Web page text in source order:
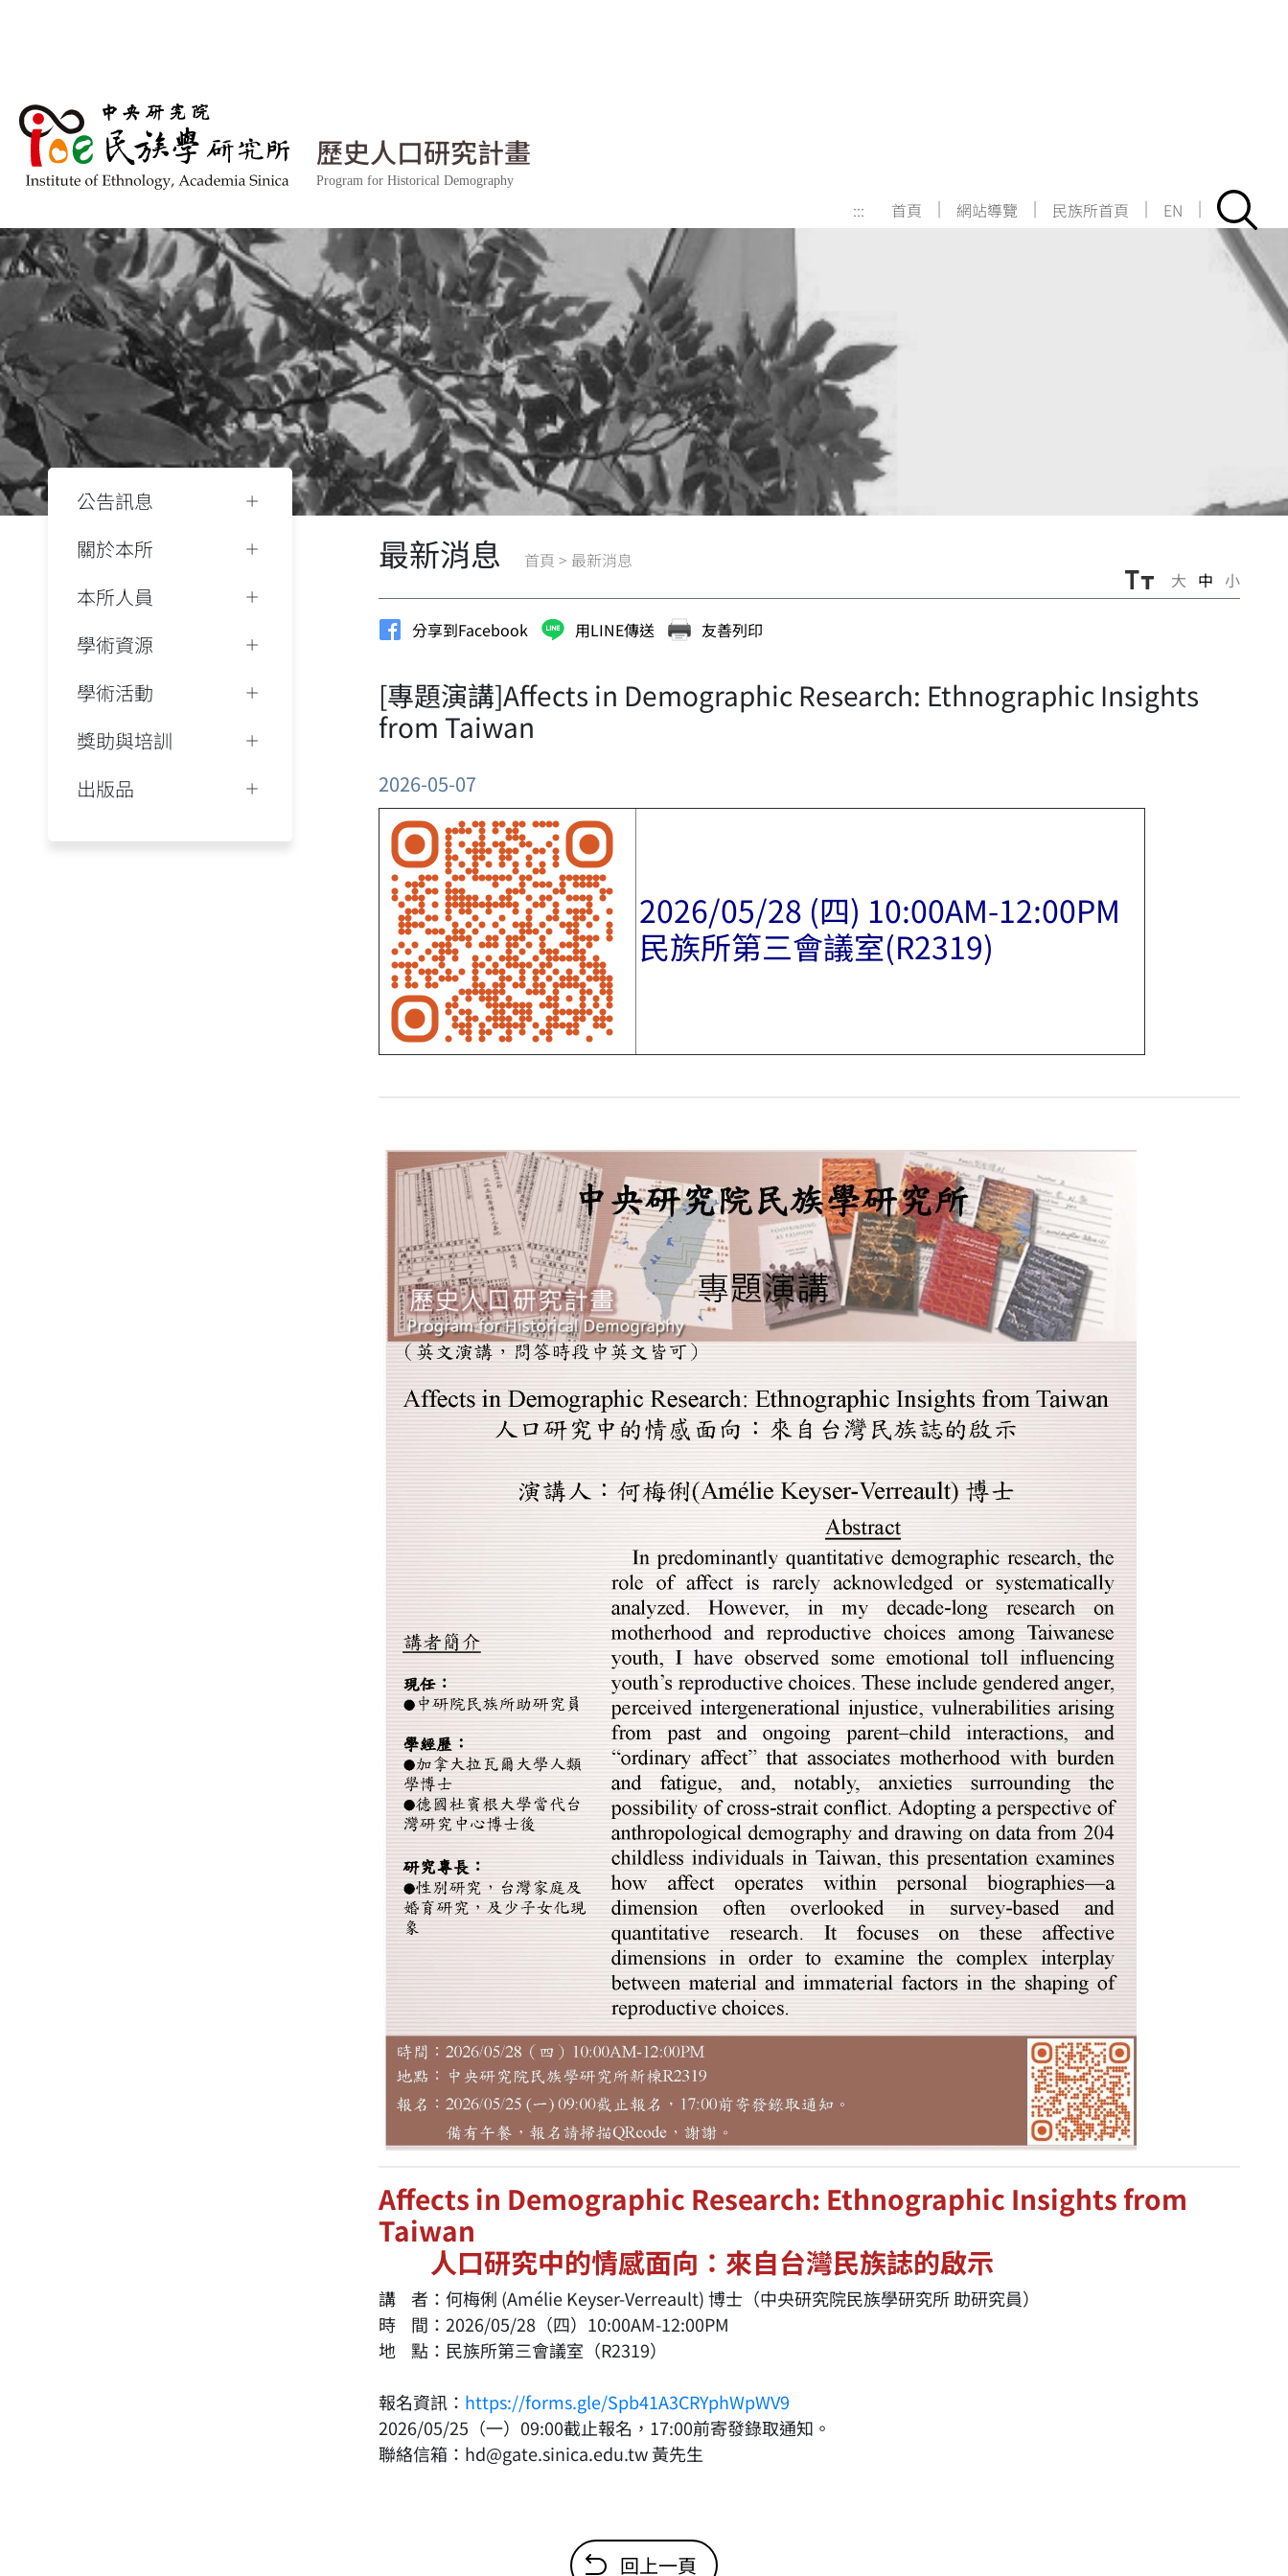
歷史人口研究計畫
Program for Historical Demography
::: 首頁 | 網站導覽 | 民族所首頁 | EN |
公告訊息
關於本所
本所人員
學術資源
學術活動
獎助與培訓
出版品
最新消息 首頁 > 最新消息
大 中 小
分享到Facebook 用LINE傳送 友善列印
[專題演講]Affects in Demographic Research: Ethnographic Insights
from Taiwan
2026-05-07
2026/05/28 (四) 10:00AM-12:00PM
民族所第三會議室(R2319)
Affects in Demographic Research: Ethnographic Insights from
Taiwan
人口研究中的情感面向：來自台灣民族誌的啟示
講 者：何梅俐 (Amélie Keyser-Verreault) 博士（中央研究院民族學研究所 助研究員）
時 間：2026/05/28（四）10:00AM-12:00PM
地 點：民族所第三會議室（R2319）
報名資訊： https://forms.gle/Spb41A3CRYphWpWV9
2026/05/25（一）09:00截止報名，17:00前寄發錄取通知。
聯絡信箱：hd@gate.sinica.edu.tw 黃先生
回上一頁